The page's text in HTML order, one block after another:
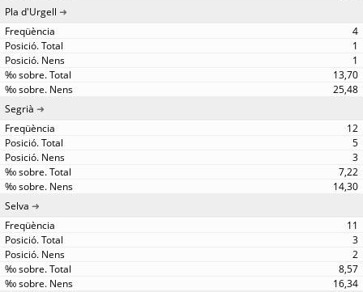
Pla d'Urgell
4
1
1
13,70
25,48
Segrià
12
5
3
7,22
14,30
Selva
11
3
2
8,57
16,34